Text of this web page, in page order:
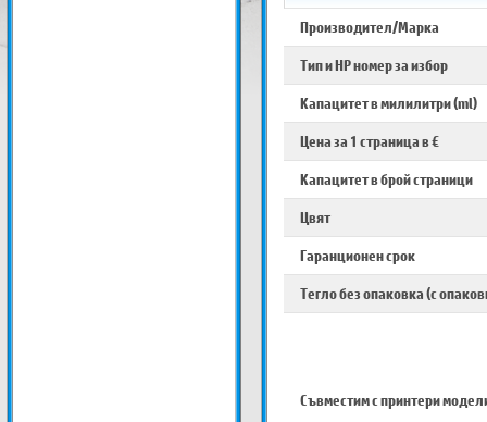
Производител/Марка
Тип и HP номер за избор
Капацитет в милилитри (ml)
Цена за 1 страница в €
Капацитет в брой страници
Цвят
Гаранционен срок
Тегло без опаковка (с
Съвместим с принтери